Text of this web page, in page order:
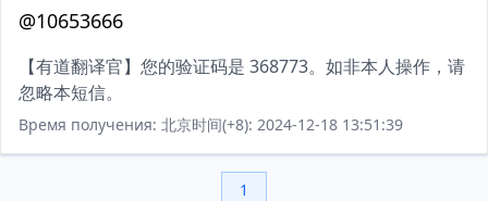
@10653666
【有道翻译官】您的验证码是 368773。如非本人操作，请
忽略本短信。
Время получения: 北京时间(+8): 2024-12-18 13:51:39
1